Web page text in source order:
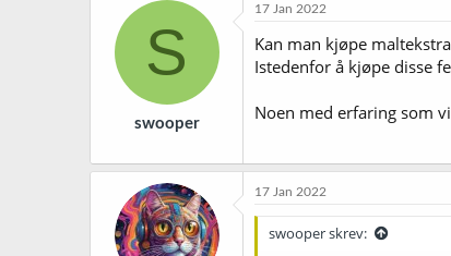
S
swooper
17 Jan 2022
Kan man kjøpe
Istedenfor å kjøpe disse
Noen med erfaring som
17 Jan 2022
swooper skrev: